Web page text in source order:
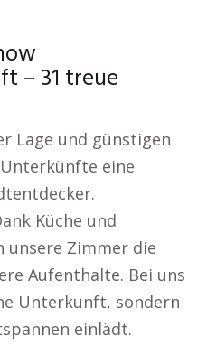
– 31 treue
Lage und günstigen
eine
Küche und
unsere Zimmer die
Aufenthalte. Bei uns
Unterkunft, sondern
einlädt.